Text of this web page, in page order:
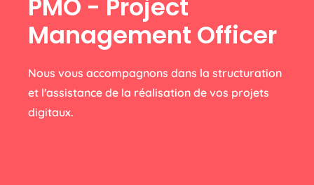
PMO - Project
Management Officer
Nous vous accompagnons dans la structuration
et l'assistance de la réalisation de vos projets
digitaux.